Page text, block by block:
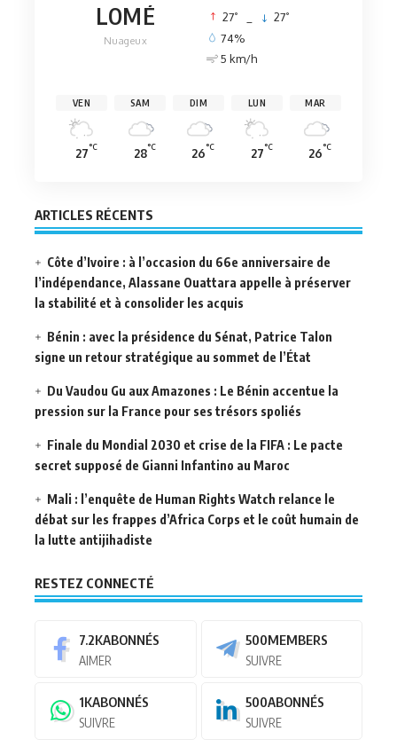
LOMÉ
Nuageux
27° 27°
74%
5 km/h
VEN
27°C
SAM
28°C
DIM
26°C
LUN
27°C
MAR
26°C
ARTICLES RÉCENTS
Côte d’Ivoire : à l’occasion du 66e anniversaire de
l’indépendance, Alassane Ouattara appelle à préserver
la stabilité et à consolider les acquis
Bénin : avec la présidence du Sénat, Patrice Talon
signe un retour stratégique au sommet de l’État
Du Vaudou Gu aux Amazones : Le Bénin accentue la
pression sur la France pour ses trésors spoliés
Finale du Mondial 2030 et crise de la FIFA : Le pacte
secret supposé de Gianni Infantino au Maroc
Mali : l’enquête de Human Rights Watch relance le
débat sur les frappes d’Africa Corps et le coût humain de
la lutte antijihadiste
RESTEZ CONNECTÉ
7.2KABONNÉS
AIMER
500MEMBERS
SUIVRE
1KABONNÉS
SUIVRE
500ABONNÉS
SUIVRE